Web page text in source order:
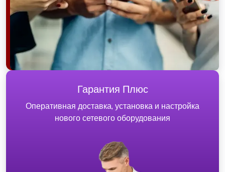
Гарантия Плюс
Оперативная доставка, установка и настройка
нового сетевого оборудования